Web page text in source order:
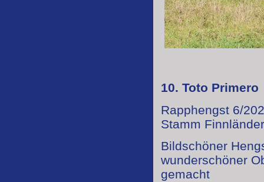
10. Toto Primero
Rapphengst 6/
Stamm
Bildschöner
wunderschöner
gemacht